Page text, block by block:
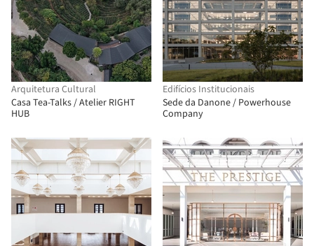
Arquitetura Cultural
Casa Tea-Talks / Atelier RIGHT
HUB
Edifícios Institucionais
Sede da Danone / Powerhouse
Company